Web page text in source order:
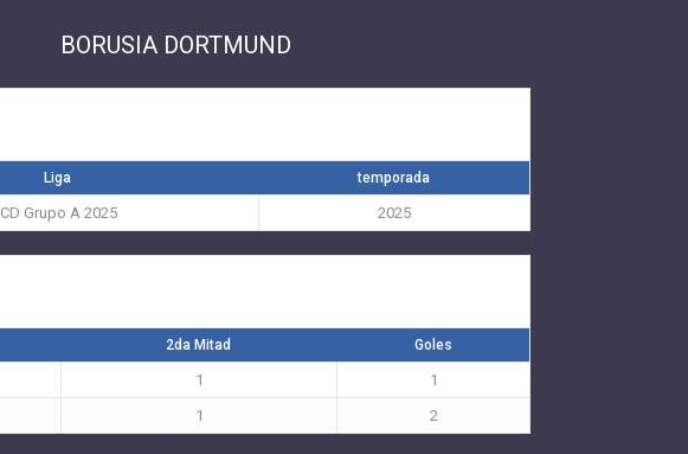
BORUSIA DORTMUND
Liga temporada
CD Grupo A 2025 2025
2da Mitad Goles
1
1
1 2